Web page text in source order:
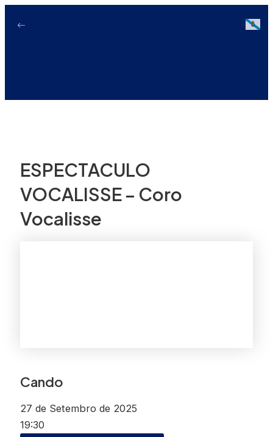
ESPECTACULO
VOCALISSE – Coro
Vocalisse
Cando
27 de Setembro de 2025
19:30